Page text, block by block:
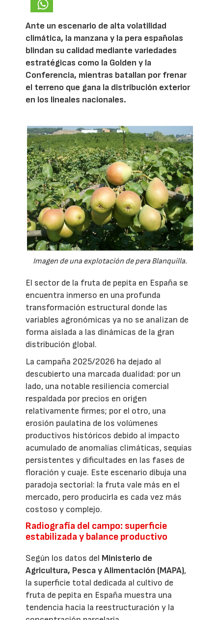
Ante un escenario de alta volatilidad
climática, la manzana y la pera españolas
blindan su calidad mediante variedades
estratégicas como la Golden y la
Conferencia, mientras batallan por frenar
el terreno que gana la distribución exterior
en los lineales nacionales.
Imagen de una explotación de pera Blanquilla.
El sector de la fruta de pepita en España se
encuentra inmerso en una profunda
transformación estructural donde las
variables agronómicas ya no se analizan de
forma aislada a las dinámicas de la gran
distribución global.
La campaña 2025/2026 ha dejado al
descubierto una marcada dualidad: por un
lado, una notable resiliencia comercial
respaldada por precios en origen
relativamente firmes; por el otro, una
erosión paulatina de los volúmenes
productivos históricos debido al impacto
acumulado de anomalías climáticas, sequías
persistentes y dificultades en las fases de
floración y cuaje. Este escenario dibuja una
paradoja sectorial: la fruta vale más en el
mercado, pero producirla es cada vez más
costoso y complejo.
Radiografía del campo: superficie
estabilizada y balance productivo
Según los datos del Ministerio de
Agricultura, Pesca y Alimentación (MAPA),
la superficie total dedicada al cultivo de
fruta de pepita en España muestra una
tendencia hacia la reestructuración y la